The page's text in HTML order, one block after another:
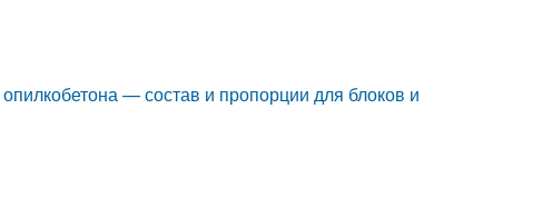
— состав и пропорции для блоков и